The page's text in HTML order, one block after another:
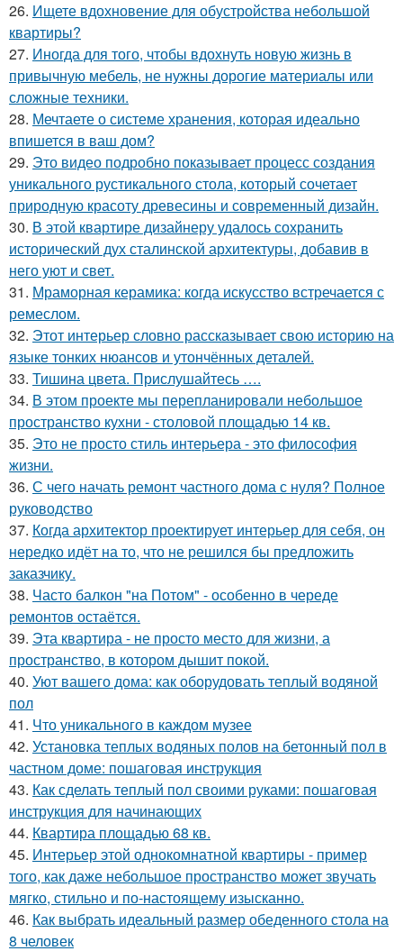
26. Ищете вдохновение для обустройства небольшой
квартиры?
27. Иногда для того, чтобы вдохнуть новую жизнь в
привычную мебель, не нужны дорогие материалы или
сложные техники.
28. Мечтаете о системе хранения, которая идеально
впишется в ваш дом?
29. Это видео подробно показывает процесс создания
уникального рустикального стола, который сочетает
природную красоту древесины и современный дизайн.
30. В этой квартире дизайнеру удалось сохранить
исторический дух сталинской архитектуры, добавив в
него уют и свет.
31. Мраморная керамика: когда искусство встречается с
ремеслом.
32. Этот интерьер словно рассказывает свою историю на
языке тонких нюансов и утончённых деталей.
33. Тишина цвета. Прислушайтесь ….
34. В этом проекте мы перепланировали небольшое
пространство кухни - столовой площадью 14 кв.
35. Это не просто стиль интерьера - это философия
жизни.
36. С чего начать ремонт частного дома с нуля? Полное
руководство
37. Когда архитектор проектирует интерьер для себя, он
нередко идёт на то, что не решился бы предложить
заказчику.
38. Часто балкон "на Потом" - особенно в череде
ремонтов остаётся.
39. Эта квартира - не просто место для жизни, а
пространство, в котором дышит покой.
40. Уют вашего дома: как оборудовать теплый водяной
пол
41. Что уникального в каждом музее
42. Установка теплых водяных полов на бетонный пол в
частном доме: пошаговая инструкция
43. Как сделать теплый пол своими руками: пошаговая
инструкция для начинающих
44. Квартира площадью 68 кв.
45. Интерьер этой однокомнатной квартиры - пример
того, как даже небольшое пространство может звучать
мягко, стильно и по-настоящему изысканно.
46. Как выбрать идеальный размер обеденного стола на
8 человек